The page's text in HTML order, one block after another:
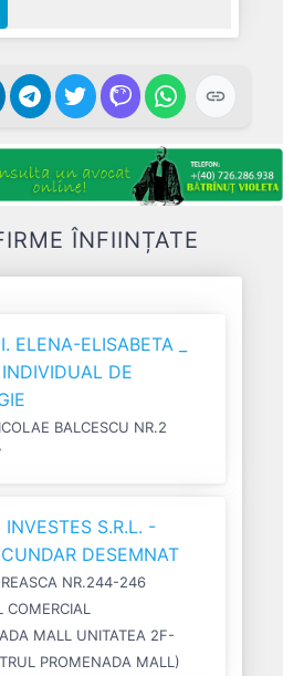
ÎNFIINȚATE
ELENA-ELISABETA _
DE
BALCESCU NR.2
INVESTES S.R.L. -
DESEMNAT
NR.244-246
COMERCIAL
MALL UNITATEA 2F-
PROMENADA MALL)